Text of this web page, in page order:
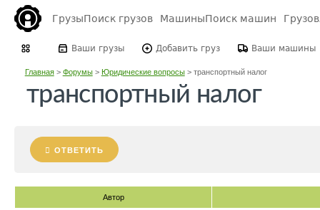
ГрузыПоиск грузов МашиныПоиск машин
Ваши грузы Добавить груз Ваши машины
Главная> Форумы> Юридические вопросы> транспортный налог
транспортный налог
ОТВЕТИТЬ
Автор